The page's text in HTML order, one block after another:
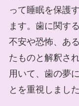
って睡眠を保護
ます。歯に関す
不安や恐怖、あ
たものと解釈さ
用いて、歯の夢
とを重視しました